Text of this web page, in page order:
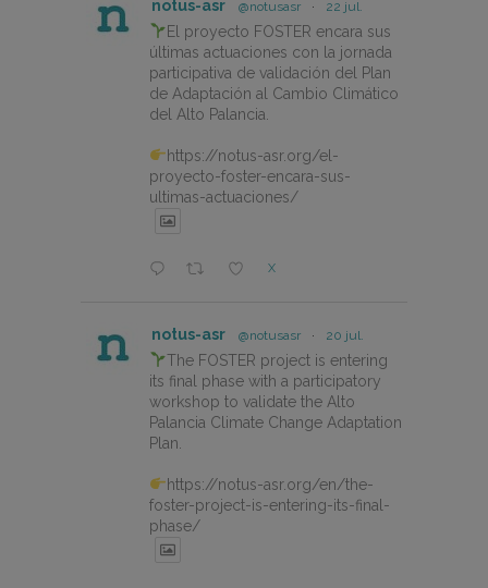
notus-asr @notusasr · 22 jul.
El proyecto FOSTER encara sus
últimas actuaciones con la jornada
participativa de validación del Plan
de Adaptación al Cambio Climático
del Alto Palancia.
https://notus-asr.org/el-
proyecto-foster-encara-sus-
ultimas-actuaciones/
X
notus-asr @notusasr · 20 jul.
The FOSTER project is entering
its final phase with a participatory
workshop to validate the Alto
Palancia Climate Change Adaptation
Plan.
https://notus-asr.org/en/the-
foster-project-is-entering-its-final-
phase/